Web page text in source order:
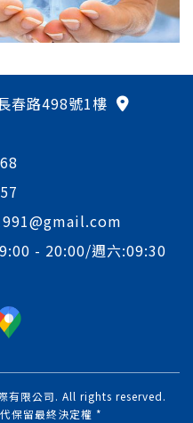
春路498號1樓
- 20:00/週六:09:30
限公司. All rights reserved.
保留最終決定權 *